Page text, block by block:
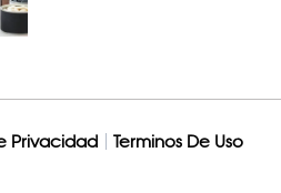
Privacidad Terminos De Uso